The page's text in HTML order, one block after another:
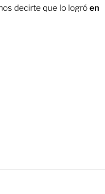
decirte que lo logró en